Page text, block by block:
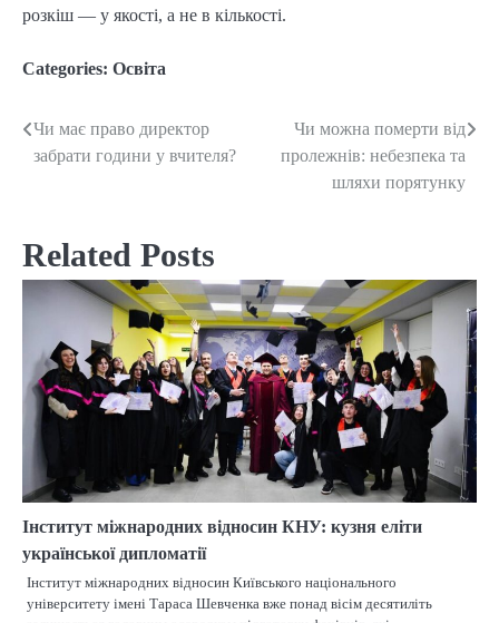
розкіш — у якості, а не в кількості.
Categories: Освіта
Post
Чи має право директор
забрати години у вчителя?
Чи можна померти від
пролежнів: небезпека та
шляхи порятунку
Related Posts
Інститут міжнародних відносин КНУ: кузня еліти
української дипломатії
Інститут міжнародних відносин Київського національного
університету імені Тараса Шевченка вже понад вісім десятиліть